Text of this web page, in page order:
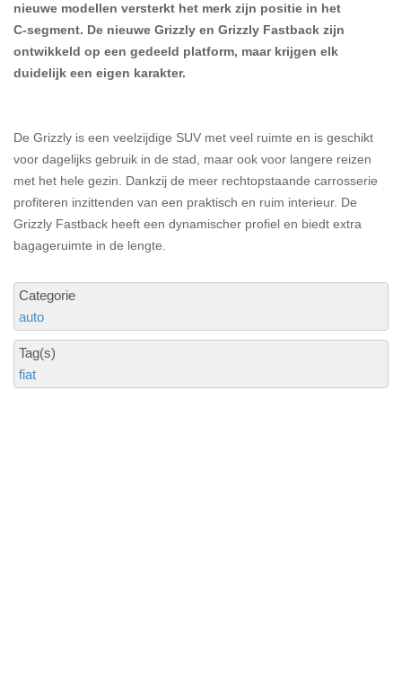
nieuwe modellen versterkt het merk zijn positie in het
C‑segment. De nieuwe Grizzly en Grizzly Fastback zijn
ontwikkeld op een gedeeld platform, maar krijgen elk
duidelijk een eigen karakter.
De Grizzly is een veelzijdige SUV met veel ruimte en is geschikt
voor dagelijks gebruik in de stad, maar ook voor langere reizen
met het hele gezin. Dankzij de meer rechtopstaande carrosserie
profiteren inzittenden van een praktisch en ruim interieur. De
Grizzly Fastback heeft een dynamischer profiel en biedt extra
bagageruimte in de lengte.
Categorie
auto
Tag(s)
fiat